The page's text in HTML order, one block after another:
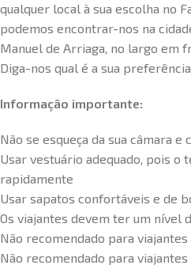
qualquer local à sua escolha no
podemos encontrar-nos na
Manuel de Arriaga, no largo em
Diga-nos qual é a sua
Informação importante:
Não se esqueça da sua câmara
Usar vestuário adequado, pois o
rapidamente
Usar sapatos confortáveis e de
Os viajantes devem ter um nível
Não recomendado para viajantes
Não recomendado para